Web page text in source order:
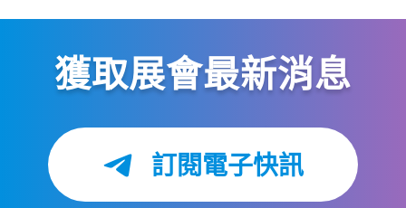
獲取展會最新消息
訂閱電子快訊